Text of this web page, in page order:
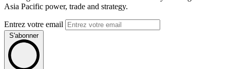
Asia Pacific power, trade and strategy.
Entrez votre email
S'abonner